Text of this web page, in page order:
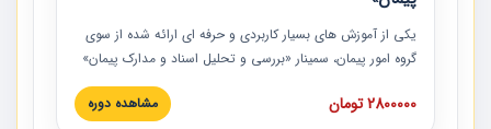
یکی از آموزش‏‏‏‏‏‏ های بسیار کاربردی و حرفه‏ ای ارائه شده از سوی
گروه امور پیمان، سمینار «بررسی و تحلیل اسناد و مدارک پیمان»
است که در دانشگاه صنعتی شریف ارائه شد. در این آموزش
نکات کلیدی مربوط به اسناد و مدارک پیمان، اولویت بندی اسناد
2800000 تومان مشاهده دوره